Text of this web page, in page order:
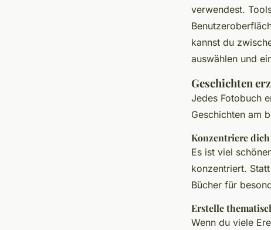
verwendest.
kannst du
auswählen und
Geschichten
Jedes Fotobuch
Geschichten am
Konzentriere
Es ist viel
konzentriert.
Bücher für
Erstelle
Wenn du viele